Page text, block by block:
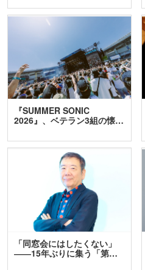
『SUMMER SONIC
2026』、ベテラン3組の懐…
「同窓会にはしたくない」
――15年ぶりに集う「第…